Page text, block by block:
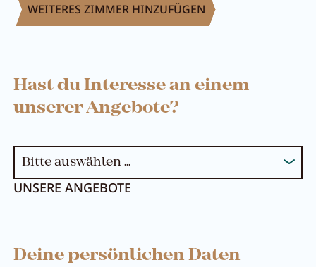
WEITERES ZIMMER HINZUFÜGEN
Hast du Interesse an einem
unserer Angebote?
UNSERE ANGEBOTE
Deine persönlichen Daten